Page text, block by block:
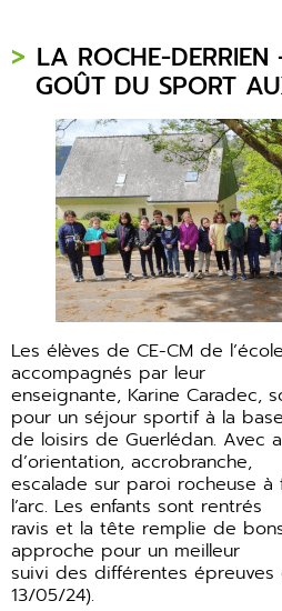
LA ROCHE-
GOÛT DU SPORT
Les élèves de CE-CM de
accompagnés par leur
enseignante, Karine Caradec,
pour un séjour sportif à la base
de loisirs de Guerlédan. Avec
d’orientation, accrobranche,
escalade sur paroi rocheuse
l’arc. Les enfants sont rentrés
ravis et la tête remplie de
approche pour un meilleur
suivi des différentes épreuves
13/05/24).